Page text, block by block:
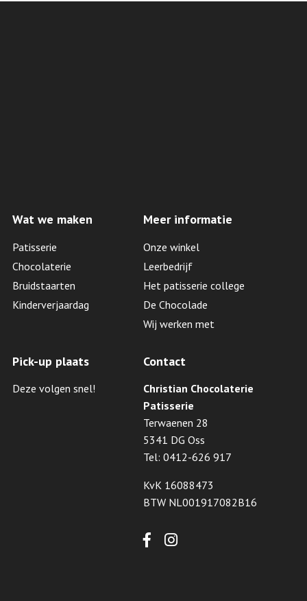
Wat we maken
Patisserie
Chocolaterie
Bruidstaarten
Kinderverjaardag
Meer informatie
Onze winkel
Leerbedrijf
Het patisserie college
De Chocolade
Wij werken met
Pick-up plaats
Deze volgen snel!
Contact
Christian Chocolaterie
Patisserie
Terwaenen 28
5341 DG Oss
Tel: 0412-626 917
KvK 16088473
BTW NL001917082B16